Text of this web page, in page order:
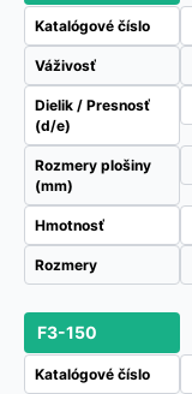
Katalógové číslo
Váživosť
Dielik / Presnosť
(d/e)
Rozmery plošiny
(mm)
Hmotnosť
Rozmery
F3-150
Katalógové číslo